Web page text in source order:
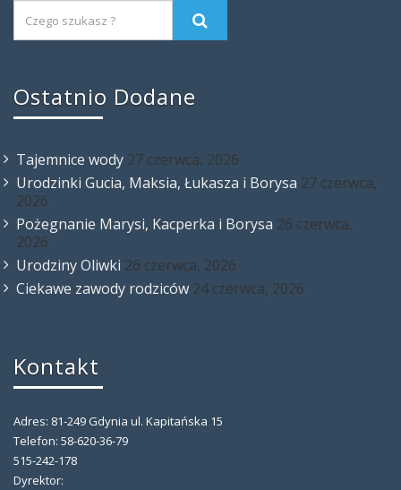
Ostatnio Dodane
Tajemnice wody 27 czerwca, 2026
Urodzinki Gucia, Maksia, Łukasza i Borysa 27 czerwca,
2026
Pożegnanie Marysi, Kacperka i Borysa 26 czerwca,
2026
Urodziny Oliwki 26 czerwca, 2026
Ciekawe zawody rodziców 24 czerwca, 2026
Kontakt
Adres: 81-249 Gdynia ul. Kapitańska 15
Telefon: 58-620-36-79
515-242-178
Dyrektor: